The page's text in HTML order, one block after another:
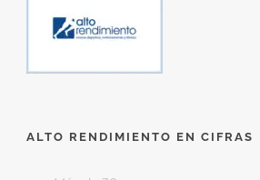
ALTO RENDIMIENTO EN CIFRAS